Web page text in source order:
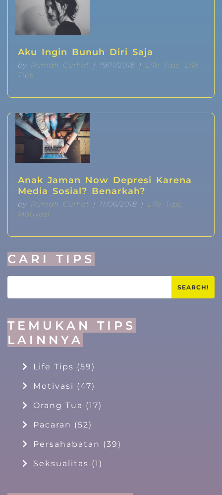
Aku Ingin Bunuh Diri Saja
by Rumah Curhat | 19/11/2018 | Life Tips, Life
Tips
Anak Jaman Now Depresi Karena
Media Sosial? Benarkah?
by Rumah Curhat | 11/06/2018 | Life Tips,
Motivasi
CARI TIPS
SEARCH!
TEMUKAN TIPS
LAINNYA
Life Tips (59)
Motivasi (47)
Orang Tua (17)
Pacaran (52)
Persahabatan (39)
Seksualitas (1)